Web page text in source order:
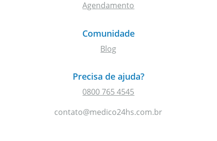
Agendamento
Comunidade
Blog
Precisa de ajuda?
0800 765 4545
contato@medico24hs.com.br